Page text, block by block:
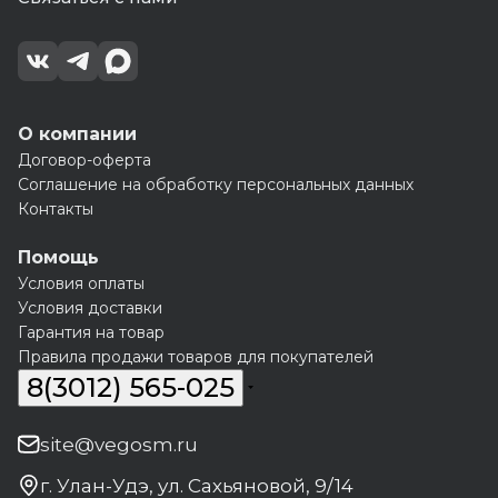
О компании
Договор-оферта
Соглашение на обработку персональных данных
Контакты
Помощь
Условия оплаты
Условия доставки
Гарантия на товар
Правила продажи товаров для покупателей
8(3012) 565-025
site@vegosm.ru
г. Улан-Удэ, ул. Сахьяновой, 9/14